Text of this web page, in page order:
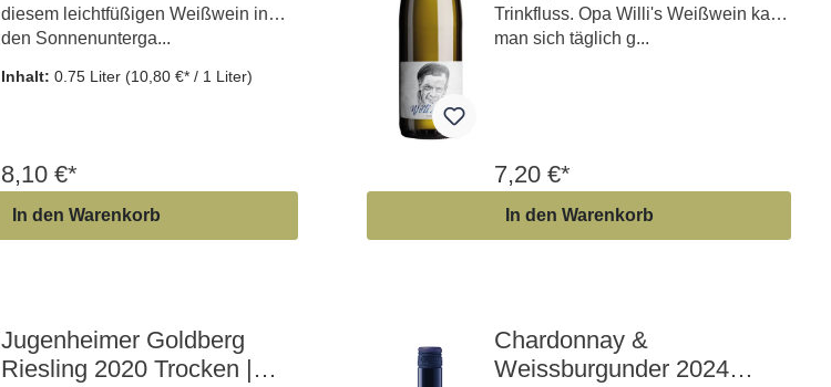
diesem leichtfüßigen Weißwein in
den Sonnenunterga...
Inhalt:0.75 Liter (10,80 €* / 1 Liter)
8,10 €*
In den Warenkorb
Trinkfluss. Opa Willi's Weißwein kann
man sich täglich g...
7,20 €*
In den Warenkorb
Jugenheimer Goldberg
Riesling 2020 Trocken |
Chardonnay &
Weissburgunder 2024